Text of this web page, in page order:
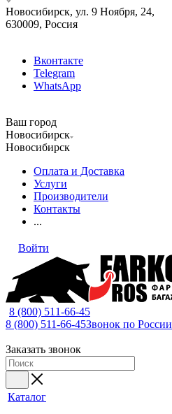
Новосибирск, ул. 9 Ноября, 24,
630009, Россия
Вконтакте
Telegram
WhatsApp
Ваш город
Новосибирск
Новосибирск
Оплата и Доставка
Услуги
Производители
Контакты
...
Войти
8 (800) 511-66-45
8 (800) 511-66-45Звонок по России
Заказать звонок
Каталог